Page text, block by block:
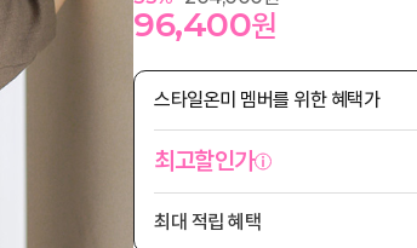
96,400원
스타일온미 멤버를 위한 혜택가
최고할인가
최대 적립 혜택